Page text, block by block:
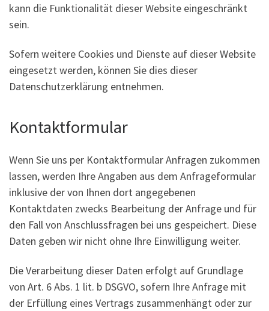
kann die Funktionalität dieser Website eingeschränkt
sein.
Sofern weitere Cookies und Dienste auf dieser Website
eingesetzt werden, können Sie dies dieser
Datenschutzerklärung entnehmen.
Kontaktformular
Wenn Sie uns per Kontaktformular Anfragen zukommen
lassen, werden Ihre Angaben aus dem Anfrageformular
inklusive der von Ihnen dort angegebenen
Kontaktdaten zwecks Bearbeitung der Anfrage und für
den Fall von Anschlussfragen bei uns gespeichert. Diese
Daten geben wir nicht ohne Ihre Einwilligung weiter.
Die Verarbeitung dieser Daten erfolgt auf Grundlage
von Art. 6 Abs. 1 lit. b DSGVO, sofern Ihre Anfrage mit
der Erfüllung eines Vertrags zusammenhängt oder zur